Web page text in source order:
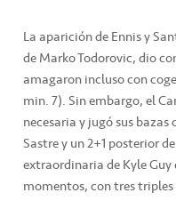
La aparición de Ennis y
de Marko Todorovic, dio
amagaron incluso con
min. 7). Sin embargo, el
necesaria y jugó sus
Sastre y un 2+1 posterior
extraordinaria de Kyle
momentos, con tres